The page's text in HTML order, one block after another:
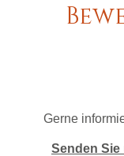
Gerne
Senden